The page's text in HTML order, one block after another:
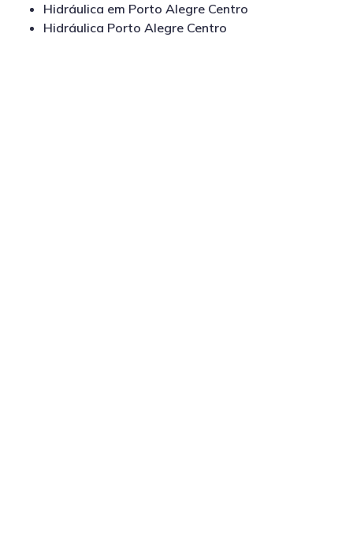
Hidráulica em Porto Alegre Centro
Hidráulica Porto Alegre Centro